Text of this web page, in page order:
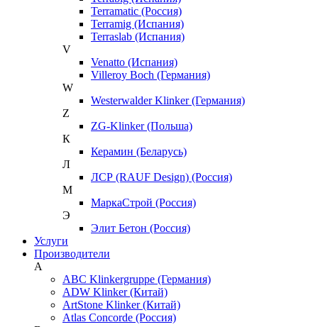
Terramatic (Россия)
Terramig (Испания)
Terraslab (Испания)
V
Venatto (Испания)
Villeroy Boch (Германия)
W
Westerwalder Klinker (Германия)
Z
ZG-Klinker (Польша)
К
Керамин (Беларусь)
Л
ЛСР (RAUF Design) (Россия)
М
МаркаСтрой (Россия)
Э
Элит Бетон (Россия)
Услуги
Производители
A
ABC Klinkergruppe (Германия)
ADW Klinker (Китай)
ArtStone Klinker (Китай)
Atlas Concorde (Россия)